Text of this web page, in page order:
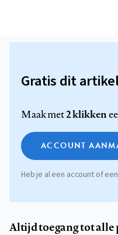
Gratis dit
Maak met2 klikken
ACCOUNT
Heb je al een account of
Altijd toegang tot alle